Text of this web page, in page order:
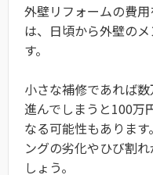
外壁リフォームの費
は、日頃から外壁の
す。
小さな補修であれば
進んでしまうと100万
なる可能性もありま
ングの劣化やひび割
しょう。